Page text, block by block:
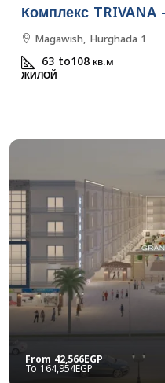
Комплекс
Magawish, Hurghada 1
63 to108кв.м
ЖИЛОЙ
From 42,566EGP
164,954EGP